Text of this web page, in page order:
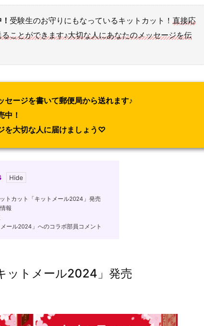
受験生のお守りにもなっているキットカット！ 直接応
ことができます♪大切な人にあなたのメッセージを伝
セージを書いて郵便局から送れます♪
中！
を大切な人に届けましょう♡
トカット「キットメール2024」発売
報
ール2024」へのコラボ部員コメント
ットメール2024」発売